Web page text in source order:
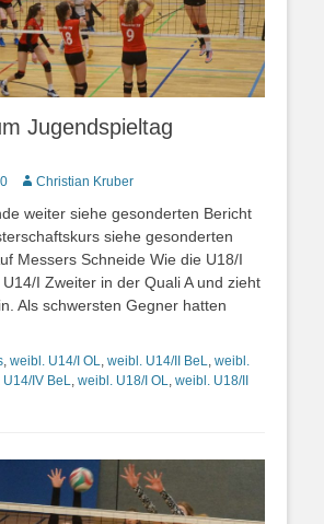
Jugendspieltag
AutorChristian Kruber
weiter siehe gesonderten Bericht
siehe gesonderten
Messers Schneide Wie die U18/I
I Zweiter in der Quali A und zieht
Als schwersten Gegner hatten
, weibl. U14/I OL, weibl. U14/II BeL, weibl.
IV BeL, weibl. U18/I OL, weibl. U18/II